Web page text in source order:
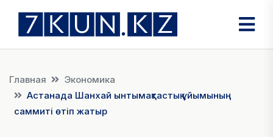
Главная
Экономика
Астанада Шанхай ынтымақтастық ұйымының
саммиті өтіп жатыр